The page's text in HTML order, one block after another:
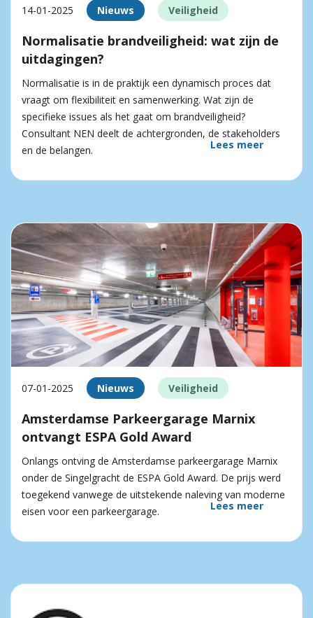
14-01-2025 Nieuws Veiligheid
Normalisatie brandveiligheid: wat zijn de
uitdagingen?
Normalisatie is in de praktijk een dynamisch proces dat
vraagt om flexibiliteit en samenwerking. Wat zijn de
specifieke issues als het gaat om brandveiligheid?
Consultant NEN deelt de achtergronden, de stakeholders
en de belangen.
Lees meer
07-01-2025 Nieuws Veiligheid
Amsterdamse Parkeergarage Marnix
ontvangt ESPA Gold Award
Onlangs ontving de Amsterdamse parkeergarage Marnix
onder de Singelgracht de ESPA Gold Award. De prijs werd
toegekend vanwege de uitstekende naleving van moderne
eisen voor een parkeergarage.
Lees meer